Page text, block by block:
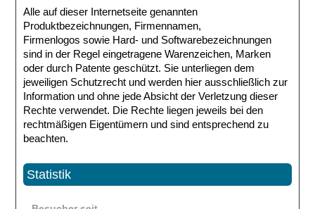
Alle auf dieser Internetseite genannten
Produktbezeichnungen, Firmennamen,
Firmenlogos sowie Hard- und Softwarebezeichnungen
sind in der Regel eingetragene Warenzeichen, Marken
oder durch Patente geschützt. Sie unterliegen dem
jeweiligen Schutzrecht und werden hier ausschließlich zur
Information und ohne jede Absicht der Verletzung dieser
Rechte verwendet. Die Rechte liegen jeweils bei den
rechtmäßigen Eigentümern und sind entsprechend zu
beachten.
Statistik